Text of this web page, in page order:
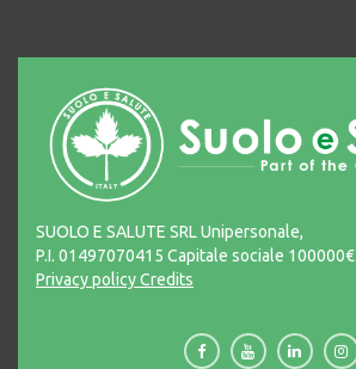
SUOLO E SALUTE SRL Unipersonale,
P.I. 01497070415 Capitale sociale 100000€
Privacy policyCredits